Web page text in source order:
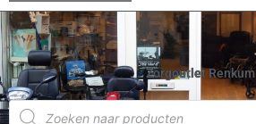
Zorgoutlet Renkum
Producten
zoeken